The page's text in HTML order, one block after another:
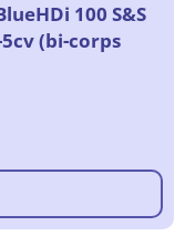
100 S&S
5cv (bi-corps